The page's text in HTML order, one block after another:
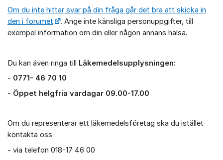
Om du inte hittar svar på din fråga går det bra att skicka in
den i forumet
. Ange inte känsliga personuppgifter, till
exempel information om din eller någon annans hälsa.
Du kan även ringa till Läkemedelsupplysningen:
- 0771- 46 70 10
- Öppet helgfria vardagar 09.00-17.00
Om du representerar ett läkemedelsföretag ska du istället
kontakta oss
- via telefon 018-17 46 00